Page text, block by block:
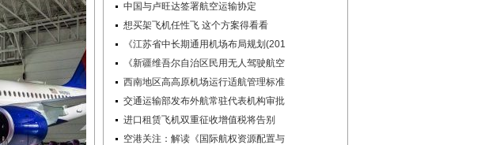
中国与卢旺达签署航空运输协定
想买架飞机任性飞 这个方案得看看
《江苏省中长期通用机场布局规划(201
《新疆维吾尔自治区民用无人驾驶航空
西南地区高高原机场运行适航管理标准
交通运输部发布外航常驻代表机构审批
进口租赁飞机双重征收增值税将告别
空港关注：解读《国际航权资源配置与